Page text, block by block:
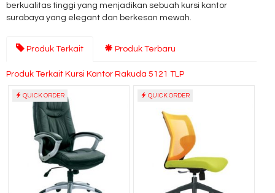
berkualitas tinggi yang menjadikan sebuah kursi kantor
surabaya yang elegant dan berkesan mewah.
Produk Terkait Produk Terbaru
Produk Terkait Kursi Kantor Rakuda 5121 TLP
QUICK ORDER QUICK ORDER